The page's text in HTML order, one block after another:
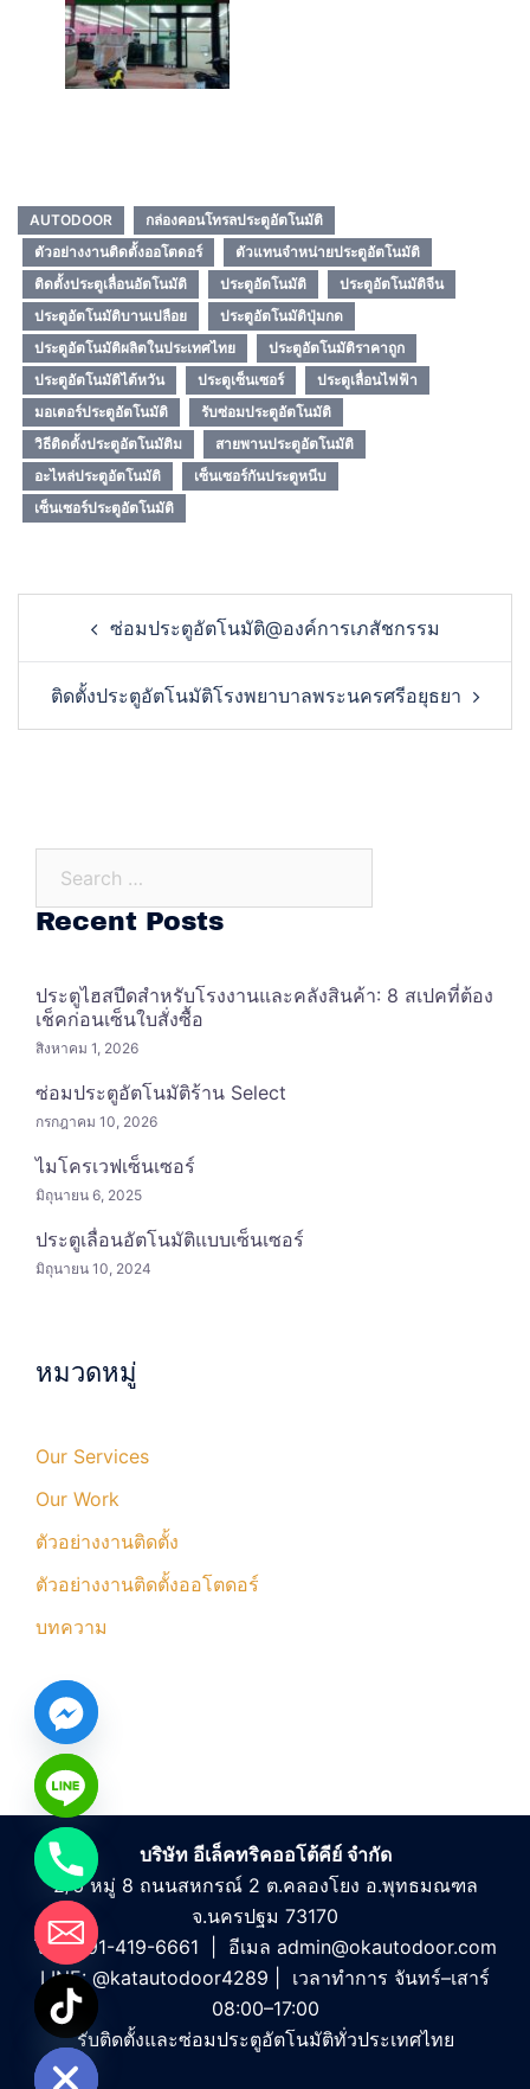
AUTODOOR
กล่องคอนโทรลประตูอัตโนมัติ
ตัวอย่างงานติดตั้งออโตดอร์
ตัวแทนจำหน่ายประตูอัตโนมัติ
ติดตั้งประตูเลื่อนอัตโนมัติ
ประตูอัตโนมัติ
ประตูอัตโนมัติจีน
ประตูอัตโนมัติบานเปลือย
ประตูอัตโนมัติปุ่มกด
ประตูอัตโนมัติผลิตในประเทศไทย
ประตูอัตโนมัติราคาถูก
ประตูอัตโนมัติไต้หวัน
ประตูเซ็นเซอร์
ประตูเลื่อนไฟฟ้า
มอเตอร์ประตูอัตโนมัติ
รับซ่อมประตูอัตโนมัติ
วิธีติดตั้งประตูอัตโนมัติม
สายพานประตูอัตโนมัติ
อะไหล่ประตูอัตโนมัติ
เซ็นเซอร์กันประตูหนีบ
เซ็นเซอร์ประตูอัตโนมัติ
navigationซ่อมประตูอัตโนมัติ@องค์การเภสัชกรรม
ติดตั้งประตูอัตโนมัติโรงพยาบาลพระนครศรีอยุธยา
Recent Posts
ประตูไฮสปีดสำหรับโรงงานและคลังสินค้า: 8 สเปคที่ต้อง
เช็คก่อนเซ็นใบสั่งซื้อ
สิงหาคม 1, 2026
ซ่อมประตูอัตโนมัติร้าน Select
กรกฎาคม 10, 2026
ไมโครเวฟเซ็นเซอร์
มิถุนายน 6, 2025
ประตูเลื่อนอัตโนมัติแบบเซ็นเซอร์
มิถุนายน 10, 2024
หมวดหมู่
Our Services
Our Work
ตัวอย่างงานติดตั้ง
ตัวอย่างงานติดตั้งออโตดอร์
บทความ
บริษัท อีเล็คทริคออโต้คีย์ จำกัด
2/6 หมู่ 8 ถนนสหกรณ์ 2 ต.คลองโยง อ.พุทธมณฑล
จ.นครปฐม 73170
โทร091-419-6661 | อีเมล admin@okautodoor.com
LINE: @katautodoor4289 | เวลาทำการ จันทร์–เสาร์
08:00–17:00
รับติดตั้งและซ่อมประตูอัตโนมัติทั่วประเทศไทย
HIDE
CHATY